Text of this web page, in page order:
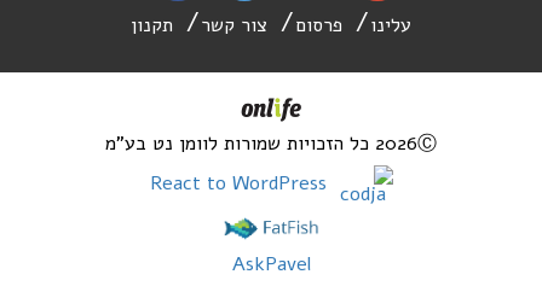
עלינו פרסום צור קשר תקנון
2026Ⓒ כל הזכויות שמורות לוומן נט בע"מ
AskPavel